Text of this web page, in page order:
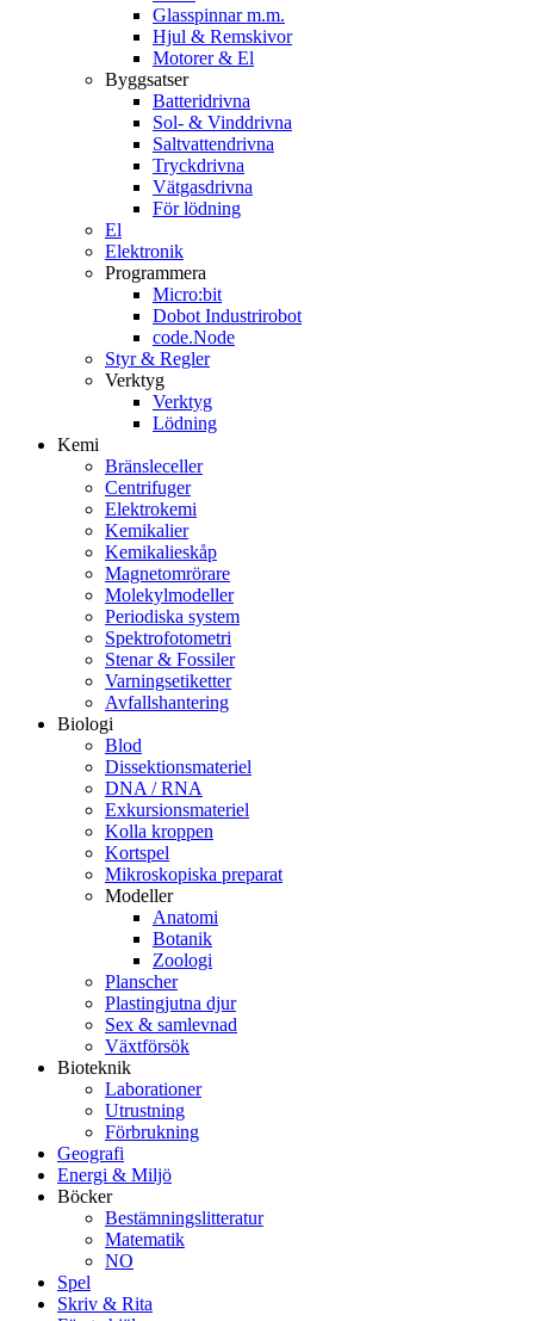
Glasspinnar m.m.
Hjul & Remskivor
Motorer & El
Byggsatser
Batteridrivna
Sol- & Vinddrivna
Saltvattendrivna
Tryckdrivna
Vätgasdrivna
För lödning
El
Elektronik
Programmera
Micro:bit
Dobot Industrirobot
code.Node
Styr & Regler
Verktyg
Verktyg
Lödning
Kemi
Bränsleceller
Centrifuger
Elektrokemi
Kemikalier
Kemikalieskåp
Magnetomrörare
Molekylmodeller
Periodiska system
Spektrofotometri
Stenar & Fossiler
Varningsetiketter
Avfallshantering
Biologi
Blod
Dissektionsmateriel
DNA / RNA
Exkursionsmateriel
Kolla kroppen
Kortspel
Mikroskopiska preparat
Modeller
Anatomi
Botanik
Zoologi
Planscher
Plastingjutna djur
Sex & samlevnad
Växtförsök
Bioteknik
Laborationer
Utrustning
Förbrukning
Geografi
Energi & Miljö
Böcker
Bestämningslitteratur
Matematik
NO
Spel
Skriv & Rita